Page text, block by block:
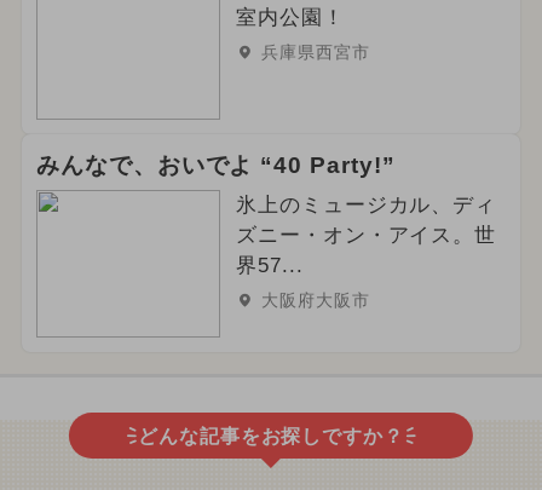
室内公園！
兵庫県西宮市
みんなで、おいでよ “40 Party!”
氷上のミュージカル、ディ
ズニー・オン・アイス。世
界57...
大阪府大阪市
どんな記事をお探しですか？